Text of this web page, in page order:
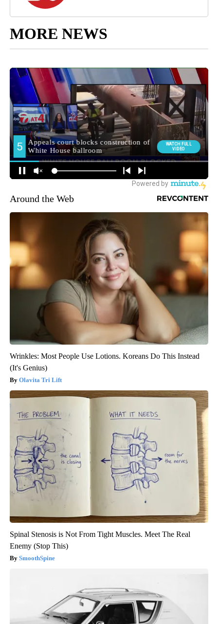
MORE NEWS
Around the Web
Wrinkles: Most People Use Lotions. Koreans Do This Instead
(It's Genius)
Olavita Tri Lift
Spinal Stenosis is Not From Tight Muscles. Meet The Real
Enemy (Stop This)
SmoothSpine